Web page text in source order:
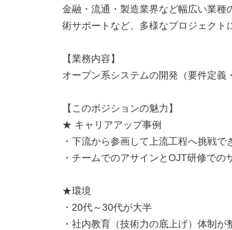
金融・流通・製造業界など幅広い業
術サポートなど、多様なプロジェクト
【業務内容】
オープン系システムの開発（要件定義
【このポジションの魅力】
★ キャリアアップ事例
・下流から参画して上流工程へ挑戦で
・チームでのアサインとOJT研修での
★環境
・20代～30代が大半
・社内教育（技術力の底上げ）体制が